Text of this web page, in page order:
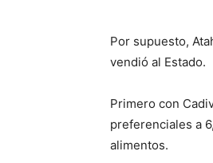
Por supuesto,
vendió al Estado.
Primero con
preferenciales a
alimentos.